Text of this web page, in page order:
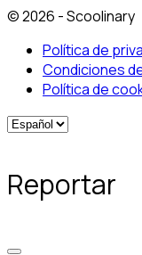
© 2026 - Scoolinary
Política de
Condiciones
Política de
Reportar